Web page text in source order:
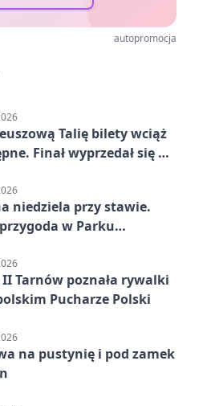
autopromocja
Talię bilety wciąż
Finał wyprzedał się w
niedziela przy stawie.
w Parku
II Tarnów poznała rywalki
Pucharze Polski
na pustynię i pod zamek